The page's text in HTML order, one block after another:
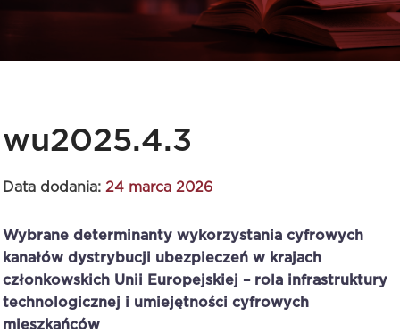
wu2025.4.3
Data dodania: 24 marca 2026
Wybrane determinanty wykorzystania cyfrowych
kanałów dystrybucji ubezpieczeń w krajach
członkowskich Unii Europejskiej – rola infrastruktury
technologicznej i umiejętności cyfrowych
mieszkańców